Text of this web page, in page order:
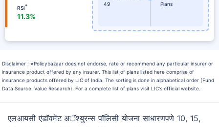
RSI*
11.3%
49
Plans
Disclaimer :≈Policybazaar does not endorse, rate or recommend any particular insurer or
insurance product offered by any insurer. This list of plans listed here comprise of
insurance products offered by LIC of India. The sorting is done in alphabetical order (Fund
Data Source: Value Research). For a complete list of plans visit LIC's official website.
एलआयसी एंडॉवमेंट अॅश्युरन्स पॉलिसी योजना साधारणपणे 10, 15,